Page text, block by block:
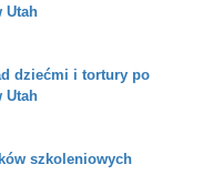
Utah
dziećmi i tortury po
Utah
szkoleniowych